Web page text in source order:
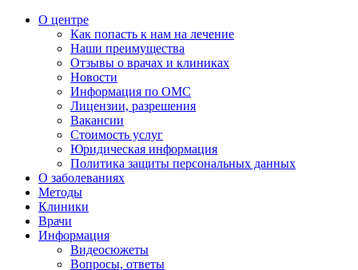
О центре
Как попасть к нам на лечение
Наши преимущества
Отзывы о врачах и клиниках
Новости
Информация по ОМС
Лицензии, разрешения
Вакансии
Стоимость услуг
Юридическая информация
Политика защиты персональных данных
О заболеваниях
Методы
Клиники
Врачи
Информация
Видеосюжеты
Вопросы, ответы